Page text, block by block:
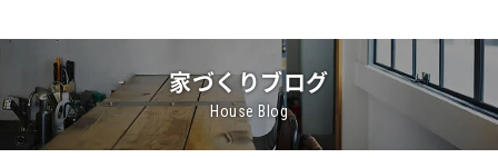
家づくりブログ
House Blog